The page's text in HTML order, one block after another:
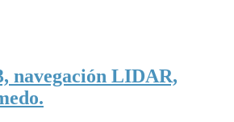
navegación LIDAR,